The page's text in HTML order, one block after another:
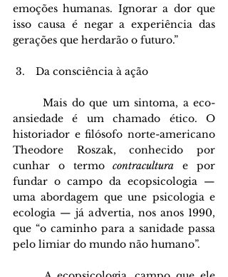
emoções humanas. Ignorar a dor que
isso causa é negar a experiência das
gerações que herdarão o futuro.”
Da consciência à ação
	Mais do que um sintoma, a eco-
ansiedade é um chamado ético. O
historiador e filósofo norte-americano
Theodore Roszak, conhecido por
cunhar o termo contracultura e por
fundar o campo da ecopsicologia —
uma abordagem que une psicologia e
ecologia — já advertia, nos anos 1990,
que “o caminho para a sanidade passa
pelo limiar do mundo não humano”.